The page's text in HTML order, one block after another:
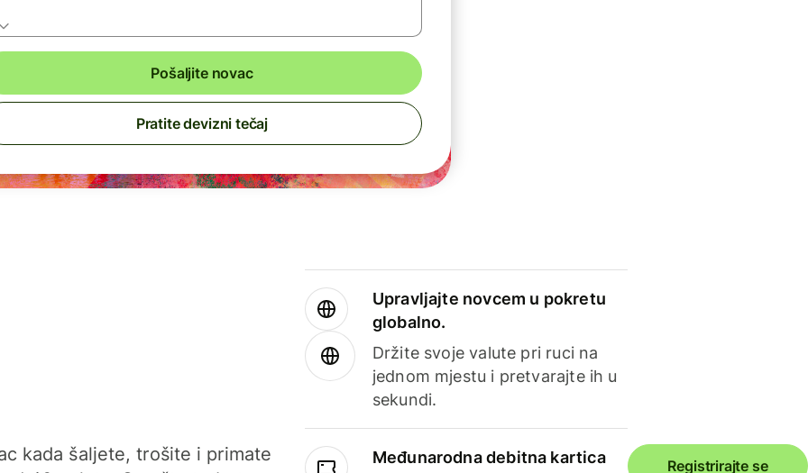
Pošaljite novac
Pratite devizni tečaj
kada šaljete, trošite i primate
Upravljajte novcem u pokretu
globalno.
Držite svoje valute pri ruci na
jednom mjestu i pretvarajte ih u
sekundi.
Međunarodna debitna kartica
Registrirajte se